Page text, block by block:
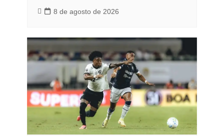
8 de agosto de 2026